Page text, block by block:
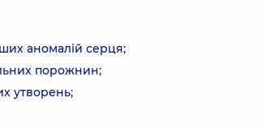
аномалій серця;
порожнин;
утворень;